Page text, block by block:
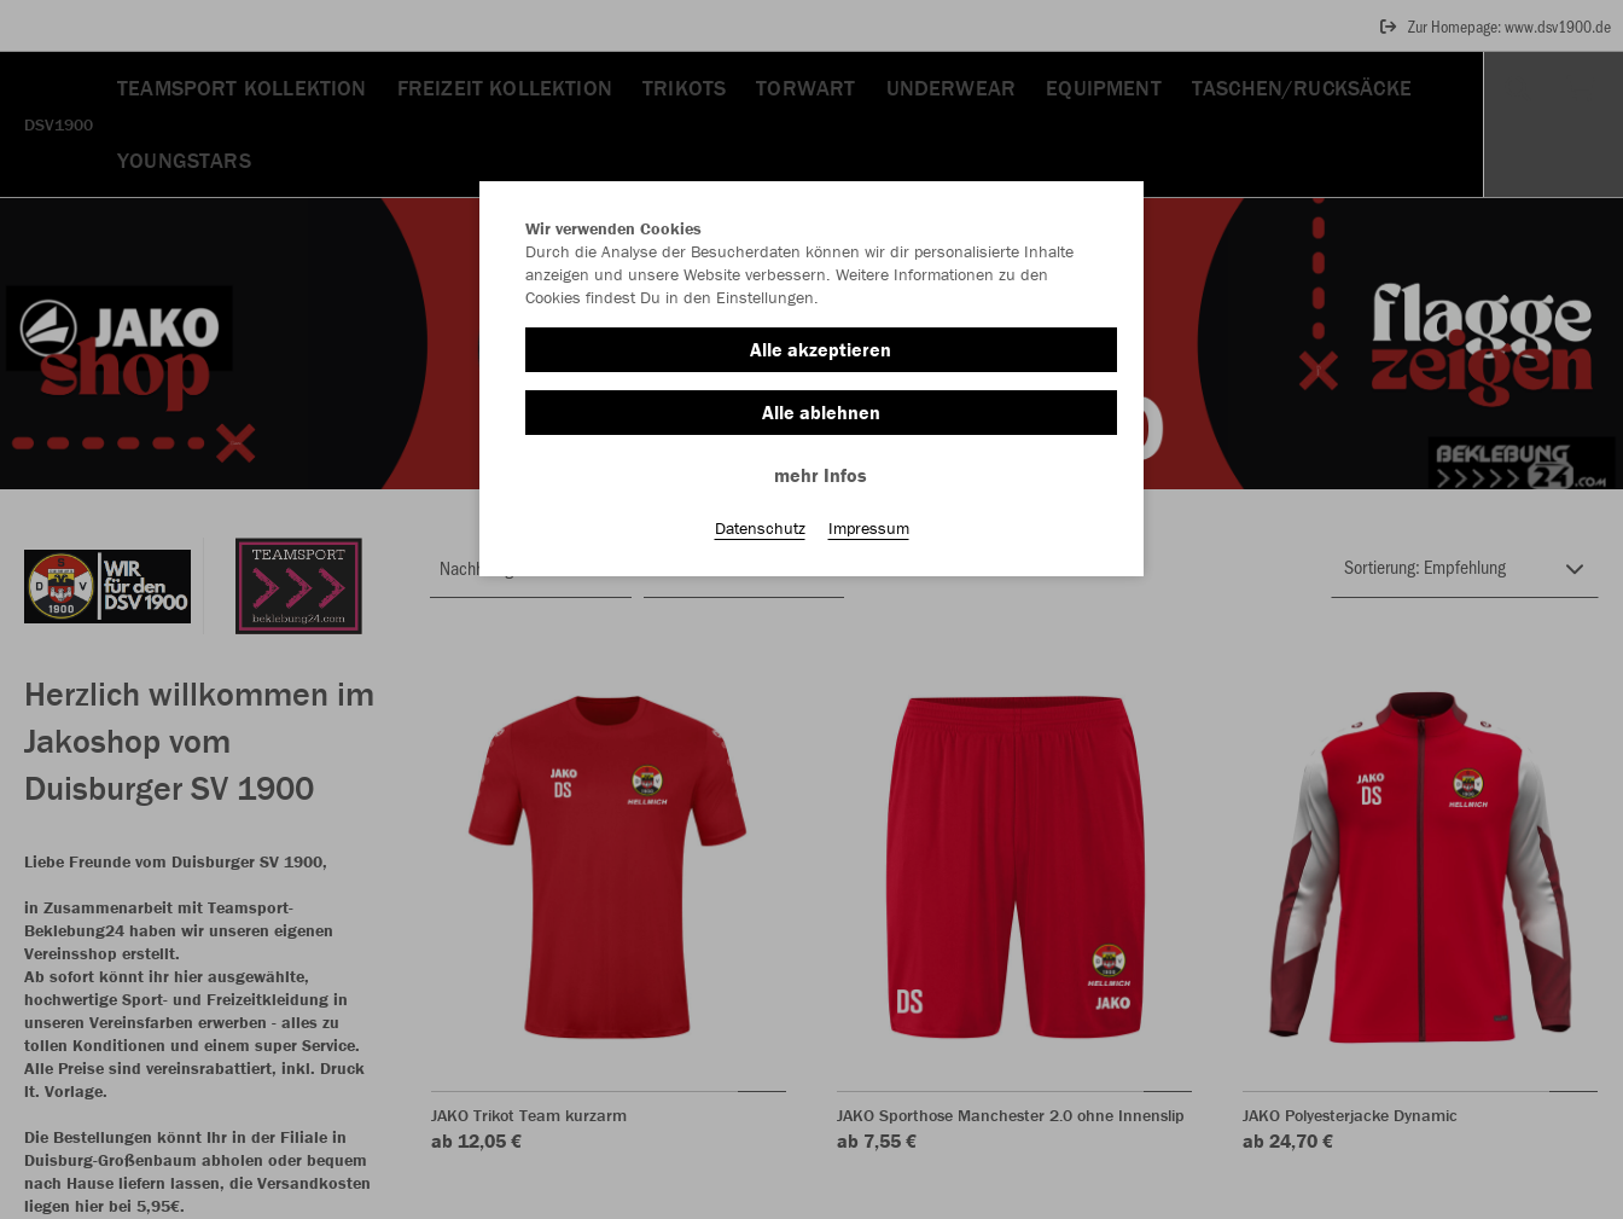
Zur Homepage: www.dsv1900.de
DSV1900
TEAMSPORT KOLLEKTION FREIZEIT KOLLEKTION TRIKOTS TORWART UNDERWEAR EQUIPMENT TASCHEN/RUCKSÄCKE
YOUNGSTARS
Herzlich willkommen im
Jakoshop vom
Duisburger SV 1900
Liebe Freunde vom Duisburger SV 1900,
in Zusammenarbeit mit Teamsport-
Beklebung24 haben wir unseren eigenen
Vereinsshop erstellt.
Ab sofort könnt ihr hier ausgewählte,
hochwertige Sport- und Freizeitkleidung in
unseren Vereinsfarben erwerben - alles zu
tollen Konditionen und einem super Service.
Alle Preise sind vereinsrabattiert, inkl. Druck
lt. Vorlage.
Die Bestellungen könnt Ihr in der Filiale in
Duisburg-Großenbaum abholen oder bequem
nach Hause liefern lassen, die Versandkosten
liegen hier bei 5,95€.
Nachhaltig
JAKO Trikot Team kurzarm
ab 12,05 €
JAKO Sporthose Manchester 2.0 ohne Innenslip
ab 7,55 €
JAKO Polyesterjacke Dynamic
ab 24,70 €
Wir verwenden Cookies
Durch die Analyse der Besucherdaten können wir dir personalisierte Inhalte
anzeigen und unsere Website verbessern. Weitere Informationen zu den
Cookies findest Du in den Einstellungen.
Alle akzeptieren
Alle ablehnen
mehr Infos
Datenschutz Impressum